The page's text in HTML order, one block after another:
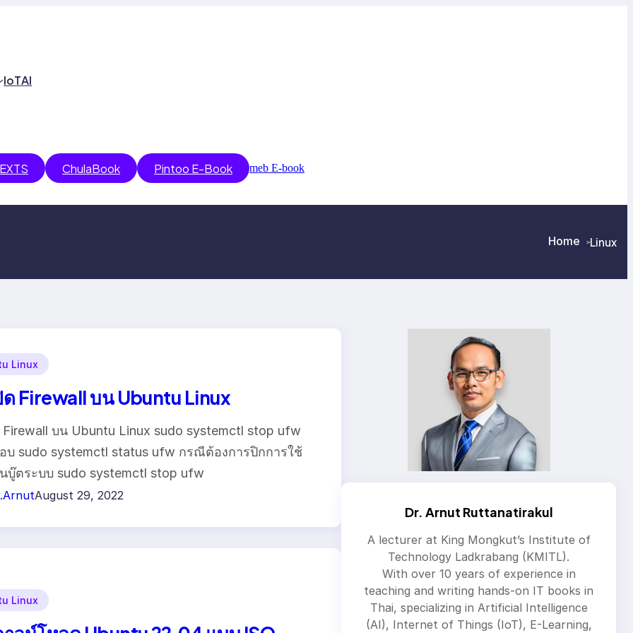
IoTAI
ChulaBook Pintoo E-Book meb E-book
Home >Linux
Linux
Firewall บน Ubuntu Linux
บน Ubuntu Linux sudo systemctl stop ufw
บ sudo systemctl status ufw กรณีต้องการปิกการใช้
บู๊ตระบบ sudo systemctl stop ufw
August 29, 2022
Linux
Dr. Arnut Ruttanatirakul
A lecturer at King Mongkut’s Institute of
Technology Ladkrabang (KMITL).
With over 10 years of experience in
teaching and writing hands-on IT books in
Thai, specializing in Artificial Intelligence
(AI), Internet of Things (IoT), E-Learning,